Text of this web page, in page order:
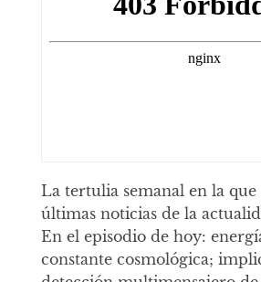
La tertulia semanal en la que
últimas noticias de la
En el episodio de hoy:
constante cosmológica;